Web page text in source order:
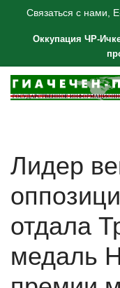
Связаться с нами,
Оккупация ЧР-
Лидер
отдала
медаль